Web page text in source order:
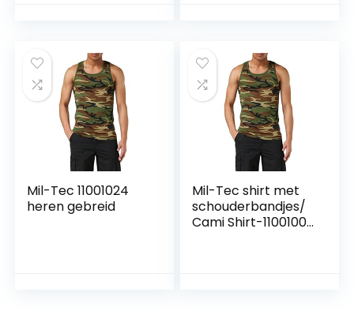
Mil-Tec 11001024
heren gebreid
Mil-Tec shirt met
schouderbandjes/
Cami Shirt-11001001